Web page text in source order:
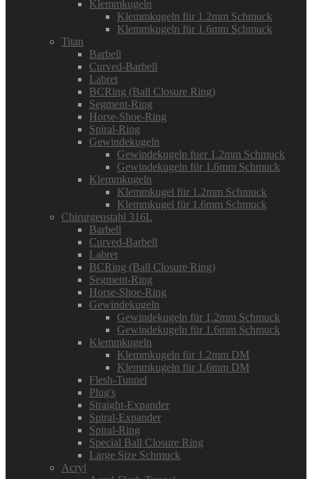
Klemmkugeln
Klemmkugeln für 1.2mm Schmuck
Klemmkugeln für 1.6mm Schmuck
Titan
Barbell
Curved-Barbell
Labret
BCRing (Ball Closure Ring)
Segment-Ring
Horse-Shoe-Ring
Spiral-Ring
Gewindekugeln
Gewindekugeln fuer 1.2mm Schmuck
Gewindekugeln für 1.6mm Schmuck
Klemmkugeln
Klemmkugel für 1.2mm Schmuck
Klemmkugel für 1.6mm Schmuck
Chirurgenstahl 316L
Barbell
Curved-Barbell
Labret
BCRing (Ball Closure Ring)
Segment-Ring
Horse-Shoe-Ring
Gewindekugeln
Gewindekugeln für 1.2mm Schmuck
Gewindekugeln für 1.6mm Schmuck
Klemmkugeln
Klemmkugeln für 1.2mm DM
Klemmkugeln für 1.6mm DM
Flesh-Tunnel
Plug's
Straight-Expander
Spiral-Expander
Spiral-Ring
Special Ball Closure Ring
Large Size Schmuck
Acryl